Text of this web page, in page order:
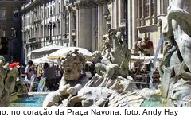
no coração da Praça Navona. foto: Andy Hay